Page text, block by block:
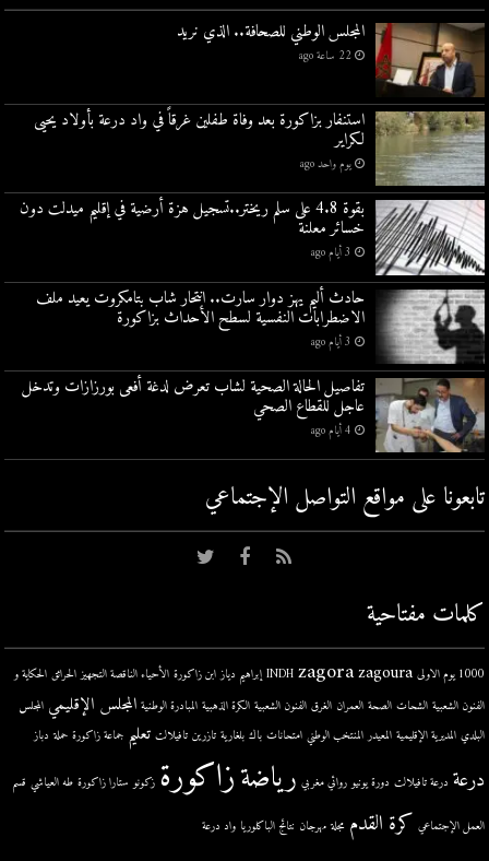
المجلس الوطني للصحافة.. الذي نريد
22 ساعة ago
استنفار بزاكورة بعد وفاة طفلين غرقاً في واد درعة بأولاد يحيى
لكراير
يوم واحد ago
بقوة 4.8 على سلم ريختر..تسجيل هزة أرضية في إقليم ميدلت دون
خسائر معلنة
3 أيام ago
حادث أليم يهز دوار سارت.. انتحار شاب بتامكروت يعيد ملف
الاضطرابات النفسية لسطح الأحداث بزاكورة
3 أيام ago
تفاصيل الحالة الصحية لشاب تعرض لدغة أفعى بورزازات وتدخل
عاجل للقطاع الصحي
4 أيام ago
تابعونا على مواقع التواصل اﻹجتماعي
كلمات مفتاحية
1000 يوم الاولى INDH zagora zagoura إبراهيم دياز ابن زاكورة الأحياء الناقصة التجهيز الحرائق الحكاية و
الفنون الشعبية الشحات الصحة العمران الغرق الفنون الشعبية الكرة الذهبية المبادرة الوطنية المجلس الإقليمي المجلس
البلدي المديرية الإقليمية المعيدر المنتخب الوطني امتحانات باك بلغارية تازرين تافيلالت تعليم جماعة زاكورة حملة دباز
درعة درعة تافيلالت دورة يونيو روائي مغربي رياضةزاكورة زكونو ستارا زاكورة طه العياشي قسم
العمل الإجتماعي كرة القدم مجلة مهرجان نتائج الباكلوريا واد درعة